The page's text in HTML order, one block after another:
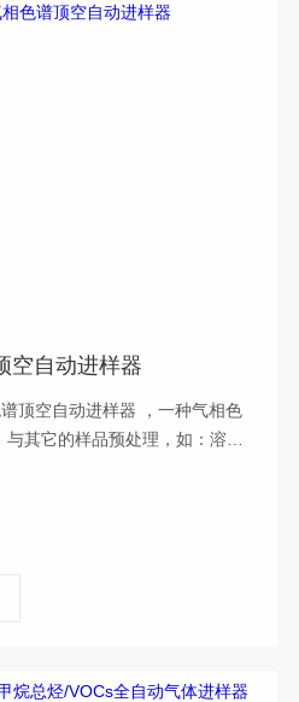
空自动进样器
顶空自动进样器 ，一种气相色
其它的样品预处理，如：溶剂
简单实用，工作效率高，色谱